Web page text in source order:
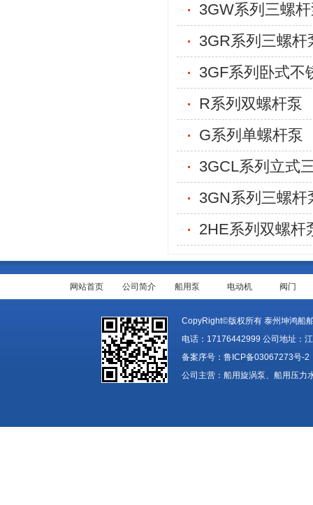
3GW系列三螺
3GR系列三螺杆
3GF系列卧式不
R系列双螺杆泵
G系列单螺杆泵
3GCL系列立式
3GN系列三螺杆
2HE系列双螺杆
网站首页 公司简介 船用泵 电动机 阀门
CopyRight©版权所有 泰州坤鸿船
电话：17176442999 公司地址：
备案序号： 鲁ICP备03067273号-2
公司主营：船用旋涡泵、船用压力